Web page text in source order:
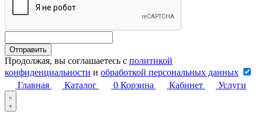
Продолжая, вы соглашаетесь с политикой
конфиденциальности и обработкой персональных данных
Главная
Каталог 0 Корзина Кабинет Услуги